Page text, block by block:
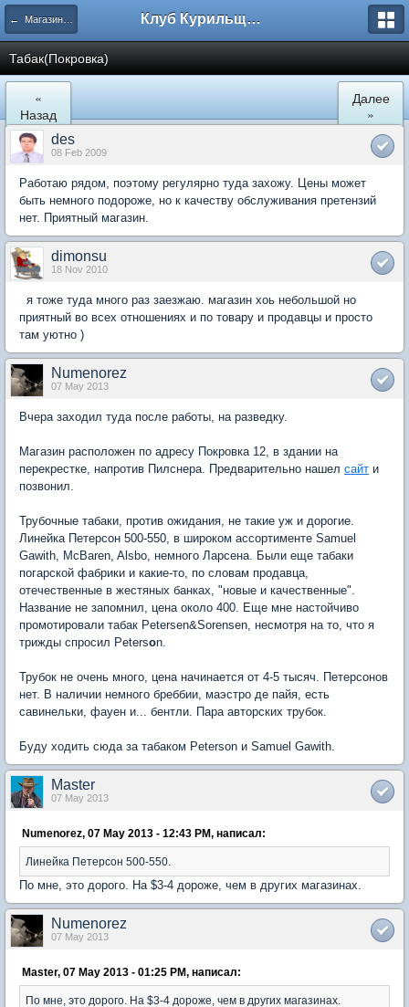
← Магазины в Москве Клуб Курильщиков Трубки
Табак(Покровка)
«
Назад
Далее
»
des
08 Feb 2009
Работаю рядом, поэтому регулярно туда захожу. Цены может
быть немного подороже, но к качеству обслуживания претензий
нет. Приятный магазин.
dimonsu
18 Nov 2010
я тоже туда много раз заезжаю. магазин хоь небольшой но
приятный во всех отношениях и по товару и продавцы и просто
там уютно )
Numenorez
07 May 2013
Вчера заходил туда после работы, на разведку.
Магазин расположен по адресу Покровка 12, в здании на
перекрестке, напротив Пилснера. Предварительно нашел сайт и
позвонил.
Трубочные табаки, против ожидания, не такие уж и дорогие.
Линейка Петерсон 500-550, в широком ассортименте Samuel
Gawith, McBaren, Alsbo, немного Ларсена. Были еще табаки
погарской фабрики и какие-то, по словам продавца,
отечественные в жестяных банках, "новые и качественные".
Название не запомнил, цена около 400. Еще мне настойчиво
промотировали табак Petersen&Sorensen, несмотря на то, что я
трижды спросил Peterson.
Трубок не очень много, цена начинается от 4-5 тысяч. Петерсонов
нет. В наличии немного бреббии, маэстро де пайя, есть
савинельки, фауен и... бентли. Пара авторских трубок.
Буду ходить сюда за табаком Peterson и Samuel Gawith.
Master
07 May 2013
Numenorez, 07 May 2013 - 12:43 PM, написал:
Линейка Петерсон 500-550.
По мне, это дорого. На $3-4 дороже, чем в других магазинах.
Numenorez
07 May 2013
Master, 07 May 2013 - 01:25 PM, написал:
По мне, это дорого. На $3-4 дороже, чем в других магазинах.